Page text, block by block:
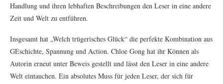
Handlung und ihren lebhaften Beschreibungen den Leser in eine andere
Zeit und Welt zu entführen.
Insgesamt hat „Welch trügerisches Glück“ die perfekte Kombination aus
GEschichte, Spannung und Action. Chloe Gong hat ihr Können als
Autorin erneut unter Beweis gestellt und lässt den Leser in eine andere
Welt eintauchen. Ein absolutes Muss für jeden Leser, der sich für